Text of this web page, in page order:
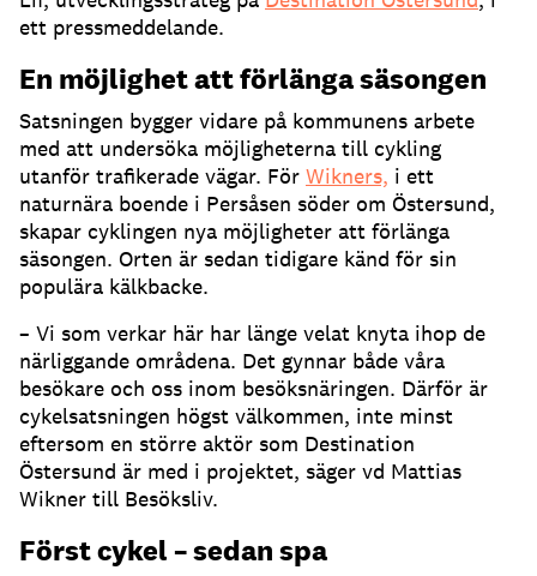
ett pressmeddelande.
En möjlighet att förlänga säsongen
Satsningen bygger vidare på kommunens arbete
med att undersöka möjligheterna till cykling
utanför trafikerade vägar. För Wikners, i ett
naturnära boende i Persåsen söder om Östersund,
skapar cyklingen nya möjligheter att förlänga
säsongen. Orten är sedan tidigare känd för sin
populära kälkbacke.
– Vi som verkar här har länge velat knyta ihop de
närliggande områdena. Det gynnar både våra
besökare och oss inom besöksnäringen. Därför är
cykelsatsningen högst välkommen, inte minst
eftersom en större aktör som Destination
Östersund är med i projektet, säger vd Mattias
Wikner till Besöksliv.
Först cykel – sedan spa